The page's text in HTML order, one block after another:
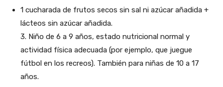
1 cucharada de frutos secos sin sal ni azúcar añadida +
lácteos sin azúcar añadida.
3. Niño de 6 a 9 años, estado nutricional normal y
actividad física adecuada (por ejemplo, que juegue
fútbol en los recreos). También para niñas de 10 a 17
años.